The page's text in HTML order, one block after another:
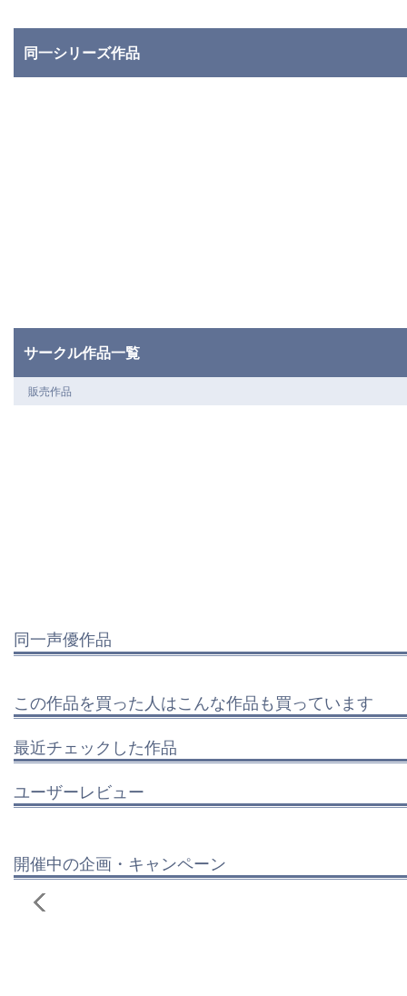
同一シリーズ作品
サークル作品一覧
販売作品
同一声優作品
この作品を買った人はこんな作品も買っています
最近チェックした作品
ユーザーレビュー
開催中の企画・キャンペーン